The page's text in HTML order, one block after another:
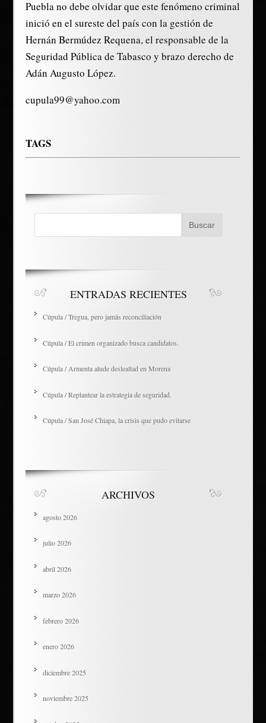
Puebla no debe olvidar que este fenómeno criminal
inició en el sureste del país con la gestión de
Hernán Bermúdez Requena, el responsable de la
Seguridad Pública de Tabasco y brazo derecho de
Adán Augusto López.
cupula99@yahoo.com
TAGS
ENTRADAS RECIENTES
Cúpula / Tregua, pero jamás reconciliación
Cúpula / El crimen organizado busca candidatos.
Cúpula / Armenta alude deslealtad en Morena
Cúpula / Replantear la estrategia de seguridad.
Cúpula / San José Chiapa, la crisis que pudo evitarse
ARCHIVOS
agosto 2026
julio 2026
abril 2026
marzo 2026
febrero 2026
enero 2026
diciembre 2025
noviembre 2025